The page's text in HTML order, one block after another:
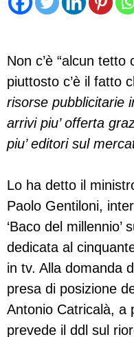
Non c’è “alcun tetto
piuttosto c’è il fatto
risorse pubblicitarie
arrivi piu’ offerta
piu’ editori sul
Lo ha detto il
Paolo Gentiloni,
‘Baco del
dedicata al
in tv. Alla domanda
presa di posizione
Antonio Catricalà, a
prevede il ddl sul